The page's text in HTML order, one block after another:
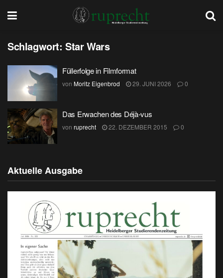
Schlagwort:Star Wars
Füllerfolge in Filmformat
von Moritz Eigenbrod 29. JUNI 2026 0
Das Erwachen des Déjà-vus
von ruprecht 22. DEZEMBER 2015 0
Aktuelle Ausgabe